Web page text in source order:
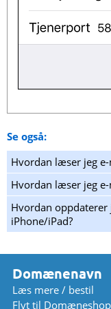
Se også:
Hvordan læser jeg
Hvordan læser jeg
Hvordan
iPhone/iPad?
Domænenavn
Læs mere / bestil
Flyt til Domæneshop